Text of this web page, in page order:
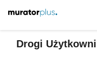
Drogi